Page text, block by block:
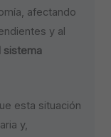
afectando
y al
sistema
esta situación
y,